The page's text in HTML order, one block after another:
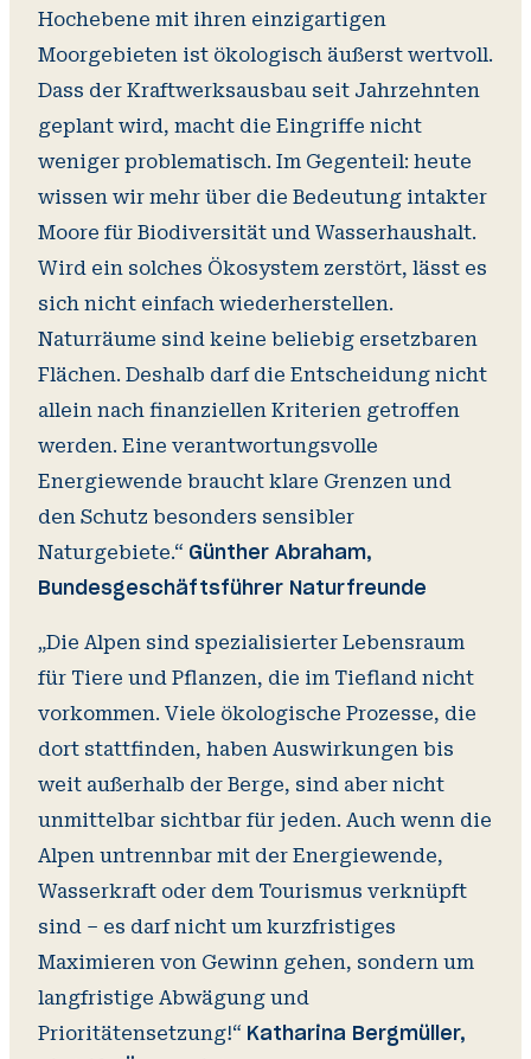
Hochebene mit ihren einzigartigen
Moorgebieten ist ökologisch äußerst wertvoll.
Dass der Kraftwerksausbau seit Jahrzehnten
geplant wird, macht die Eingriffe nicht
weniger problematisch. Im Gegenteil: heute
wissen wir mehr über die Bedeutung intakter
Moore für Biodiversität und Wasserhaushalt.
Wird ein solches Ökosystem zerstört, lässt es
sich nicht einfach wiederherstellen.
Naturräume sind keine beliebig ersetzbaren
Flächen. Deshalb darf die Entscheidung nicht
allein nach finanziellen Kriterien getroffen
werden. Eine verantwortungsvolle
Energiewende braucht klare Grenzen und
den Schutz besonders sensibler
Naturgebiete.“ Günther Abraham,
Bundesgeschäftsführer Naturfreunde
„Die Alpen sind spezialisierter Lebensraum
für Tiere und Pflanzen, die im Tiefland nicht
vorkommen. Viele ökologische Prozesse, die
dort stattfinden, haben Auswirkungen bis
weit außerhalb der Berge, sind aber nicht
unmittelbar sichtbar für jeden. Auch wenn die
Alpen untrennbar mit der Energiewende,
Wasserkraft oder dem Tourismus verknüpft
sind – es darf nicht um kurzfristiges
Maximieren von Gewinn gehen, sondern um
langfristige Abwägung und
Prioritätensetzung!“ Katharina Bergmüller,